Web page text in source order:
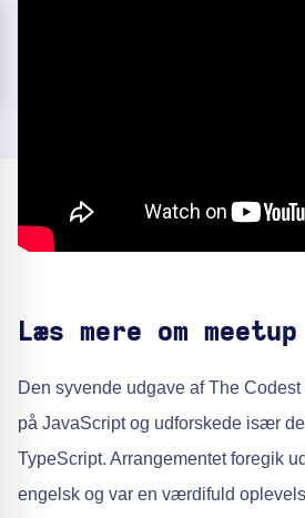
Læs mere om meetup
Den syvende udgave af The
på JavaScript og udforskede især
TypeScript. Arrangementet foregik
engelsk og var en værdifuld